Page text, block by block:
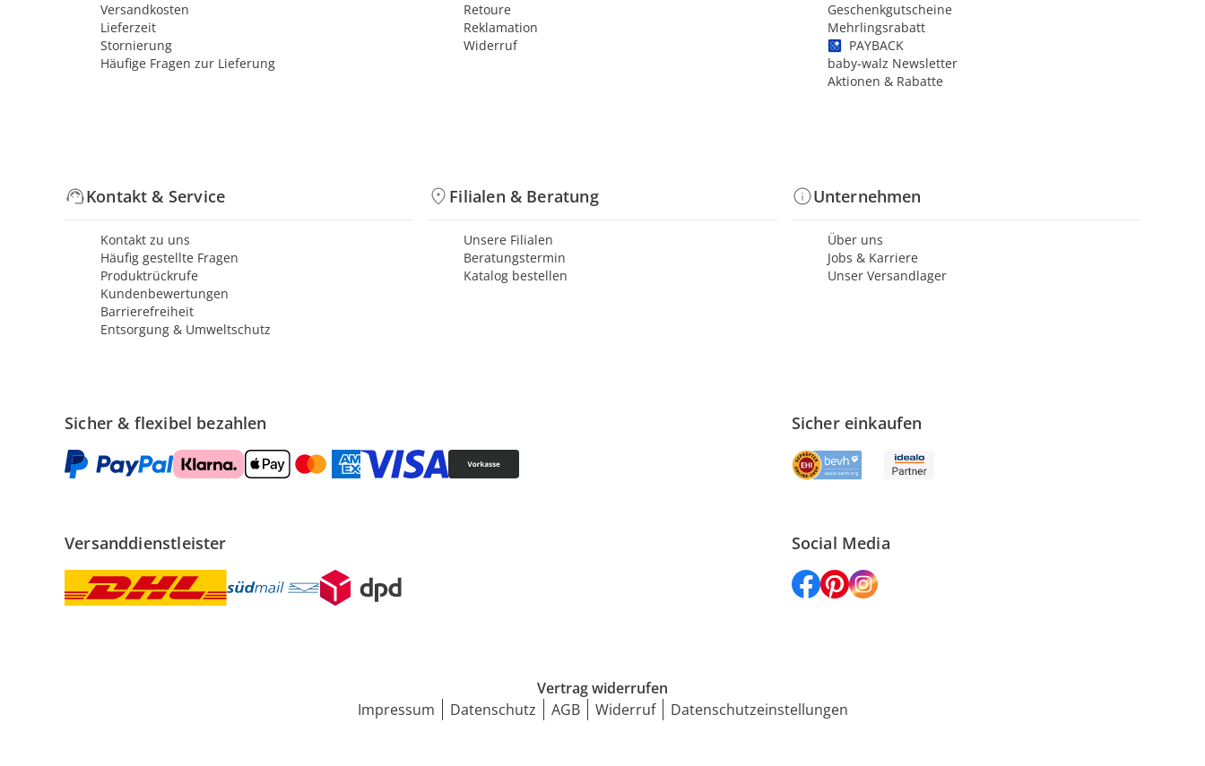
Versandkosten
Lieferzeit
Stornierung
Häufige Fragen zur Lieferung
Retoure
Reklamation
Widerruf
Geschenkgutscheine
Mehrlingsrabatt
PAYBACK
baby-walz Newsletter
Aktionen & Rabatte
Kontakt & Service
Kontakt zu uns
Häufig gestellte Fragen
Produktrückrufe
Kundenbewertungen
Barrierefreiheit
Entsorgung & Umweltschutz
Filialen & Beratung
Unsere Filialen
Beratungstermin
Katalog bestellen
Unternehmen
Über uns
Jobs & Karriere
Unser Versandlager
Sicher & flexibel bezahlen Sicher einkaufen
Versanddienstleister Social Media
Vertrag widerrufen
Impressum
Datenschutz AGB Widerruf Datenschutzeinstellungen